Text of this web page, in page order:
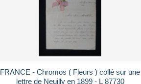
FRANCE - Chromos ( Fleurs ) collé sur une
lettre de Neuilly en 1899 - L 87730